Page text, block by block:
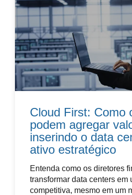
Cloud First: Como
podem agregar
inserindo o data
ativo estratégico
Entenda como os diretores
transformar data centers em
competitiva, mesmo em um